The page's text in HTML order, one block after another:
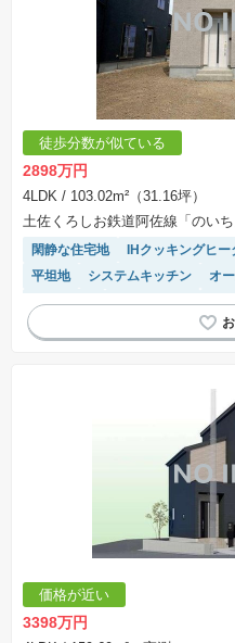
徒歩分数が似ている
2898万円
4LDK / 103.02m²（31.16坪）
土佐くろしお鉄道阿佐線「のい
閑静な住宅地 IHクッキングヒー
平坦地
システムキッチン オ
浴室乾燥機
対面キッチン
ト
モニター付きインターホン
価格が近い
3398万円